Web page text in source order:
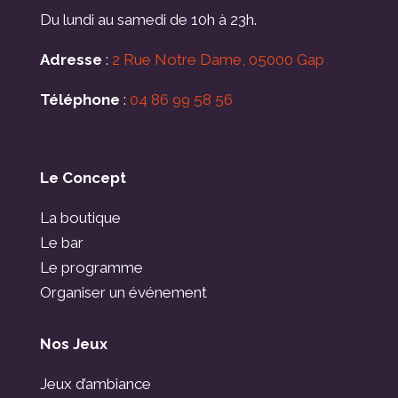
Du lundi au samedi de 10h à 23h.
Adresse : 2 Rue Notre Dame, 05000 Gap
Téléphone : 04 86 99 58 56
Le Concept
La boutique
Le bar
Le programme
Organiser un événement
Nos Jeux
Jeux d’ambiance